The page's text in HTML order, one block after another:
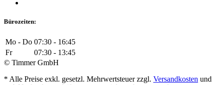
Bürozeiten:
Mo - Do 07:30 - 16:45
Fr
07:30 - 13:45
© Timmer GmbH
* Alle Preise exkl. gesetzl. Mehrwertsteuer zzgl. Versandkosten und